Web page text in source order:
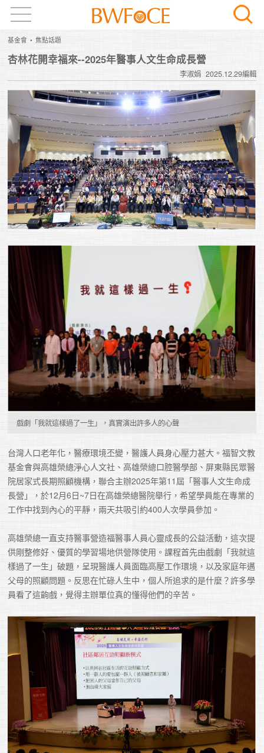
基金會 焦點話題
杏林花開幸福來--2025年醫事人文生命成長營
李淑娟 2025.12.29編輯
戲劇「我就這樣過了一生」，真實演出許多人的心聲
台灣人口老年化，醫療環境丕變，醫護人員身心壓力甚大。福智文教
基金會與高雄榮總淨心人文社、高雄榮總口腔醫學部、屏東縣民眾醫
院居家式長期照顧機構，聯合主辦2025年第11屆「醫事人文生命成
長營」，於12月6日~7日在高雄榮總醫院舉行，希望學員能在專業的
工作中找到內心的平靜，兩天共吸引約400人次學員參加。
高雄榮總一直支持醫事營造福醫事人員心靈成長的公益活動，這次提
供剛整修好、優質的學習場地供營隊使用。課程首先由戲劇「我就這
樣過了一生」破題，呈現醫護人員面臨高壓工作環境，以及家庭年邁
父母的照顧問題。反思在忙碌人生中，個人所追求的是什麼？許多學
員看了這齣戲，覺得主辦單位真的懂得他們的辛苦。